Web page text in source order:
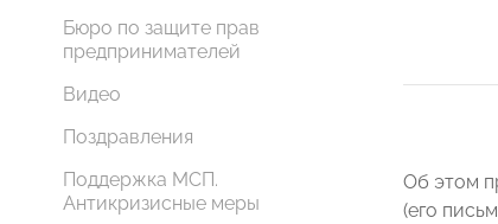
Бюро по защите прав
предпринимателей
Видео
Поздравления
Поддержка МСП.
Антикризисные меры
Об этом
(его